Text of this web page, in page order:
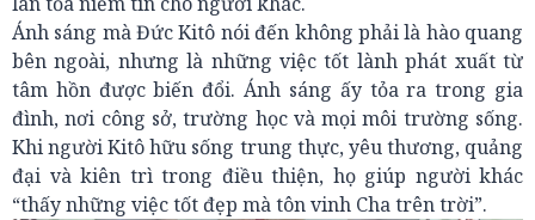
Ánh sáng mà Đức Kitô nói đến không phải là hào quang
bên ngoài, nhưng là những việc tốt lành phát xuất từ
tâm hồn được biến đổi. Ánh sáng ấy tỏa ra trong gia
đình, nơi công sở, trường học và mọi môi trường sống.
Khi người Kitô hữu sống trung thực, yêu thương, quảng
đại và kiên trì trong điều thiện, họ giúp người khác
“thấy những việc tốt đẹp mà tôn vinh Cha trên trời”.